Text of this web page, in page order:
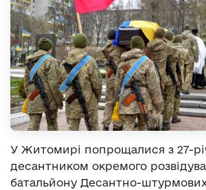
У Житомирі попрощалися з 27-
десантником окремого
батальйону Десантно-